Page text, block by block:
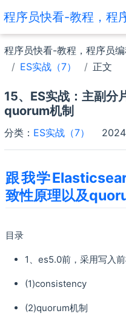
程序员快看-教程，程
程序员快看-教程，程序员
ES实战（7）
正文
15、ES实战：主副分
quorum机制
分类： ES实战（7）
跟我学
致性原理以及
目录
1、es5.0前，采用写入
(1)consistency
(2)quorum机制